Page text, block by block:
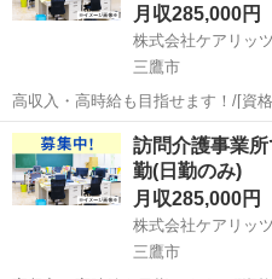
月収285,000円
三鷹市
高収入・高時給も目指せます！/[資
得が目指せる！(初任者研修・実務
活躍できる！/定年65歳以上 【施設名】 株式会社ケアリッツ・アン
ド・パートナーズ ...
東京 三鷹市 介護福祉士
訪問介護事業
勤(日勤のみ)
月収285,000円
三鷹市